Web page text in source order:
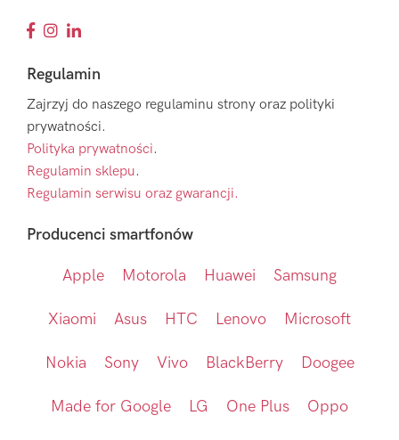
Regulamin
Zajrzyj do naszego regulaminu strony oraz polityki
prywatności.
Polityka prywatności.
Regulamin sklepu.
Regulamin serwisu oraz gwarancji.
Producenci smartfonów
Apple Motorola Huawei Samsung
Xiaomi Asus HTC Lenovo Microsoft
Nokia Sony Vivo BlackBerry Doogee
Made for Google LG One Plus Oppo